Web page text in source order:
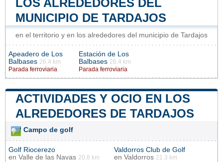
LOS ALREDEDORES DEL
MUNICIPIO DE TARDAJOS
en el territorio y en los alrededores del municipio de Tardajos
Apeadero de Los
Balbases 26.4 km
Parada ferroviaria
Estación de Los
Balbases 26.4 km
Parada ferroviaria
ACTIVIDADES Y OCIO EN LOS
ALREDEDORES DE TARDAJOS
Campo de golf
Golf Riocerezo
en Valle de las Navas 20.8 km
Valdorros Club de Golf
en Valdorros 21.3 km